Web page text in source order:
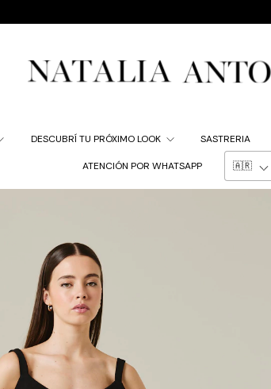
Hasta 9
DESCUBRÍ TU PRÓXIMO LOOK SASTRERIA
ATENCIÓN POR WHATSAPP